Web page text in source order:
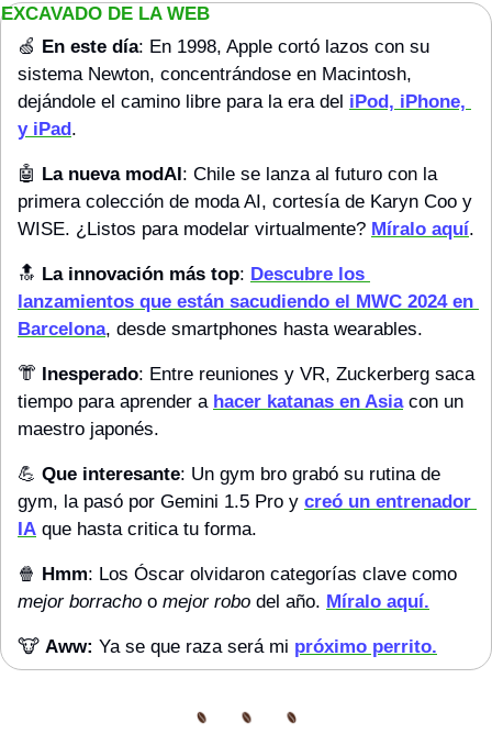
EXCAVADO DE LA WEB
🍏 En este día: En 1998, Apple cortó lazos con su
sistema Newton, concentrándose en Macintosh,
dejándole el camino libre para la era del iPod, iPhone,
y iPad.
🤖 La nueva modAI: Chile se lanza al futuro con la
primera colección de moda AI, cortesía de Karyn Coo y
WISE. ¿Listos para modelar virtualmente? Míralo aquí.
🔝 La innovación más top: Descubre los
lanzamientos que están sacudiendo el MWC 2024 en
Barcelona, desde smartphones hasta wearables.
👘 Inesperado: Entre reuniones y VR, Zuckerberg saca
tiempo para aprender a hacer katanas en Asia con un
maestro japonés.
💪 Que interesante: Un gym bro grabó su rutina de
gym, la pasó por Gemini 1.5 Pro y creó un entrenador
IA que hasta critica tu forma.
🍿 Hmm
mejor borracho o mejor robo del año. Míralo aquí.
🐮 Aww: Ya se que raza será mi próximo perrito.